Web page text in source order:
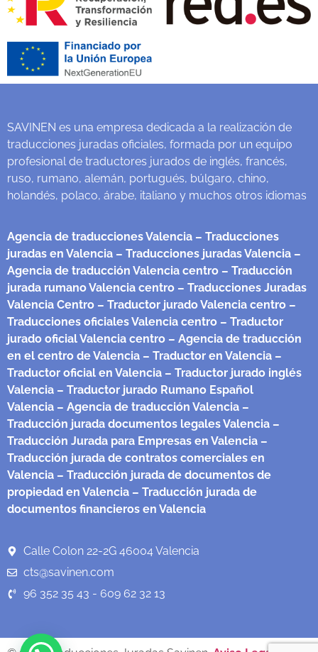
SAVINEN es una empresa dedicada a la realización de
traducciones juradas oficiales, formada por un equipo
profesional de traductores jurados de inglés, francés,
ruso, rumano, alemán, portugués, búlgaro, chino,
holandés, polaco, árabe, italiano y muchos otros idiomas
Agencia de traducciones Valencia – Traducciones
juradas en Valencia – Traducciones juradas Valencia –
Agencia de traducción Valencia centro – Traducción
jurada rumano Valencia centro – Traducciones Juradas
Valencia Centro – Traductor jurado Valencia centro –
Traducciones oficiales Valencia centro – Traductor
jurado oficial Valencia centro – Agencia de traducción
en el centro de Valencia – Traductor en Valencia –
Traductor oficial en Valencia – Traductor jurado inglés
Valencia – Traductor jurado Rumano Español
Valencia – Agencia de traducción Valencia –
Traducción jurada documentos legales Valencia –
Traducción Jurada para Empresas en Valencia –
Traducción jurada de contratos comerciales en
Valencia – Traducción jurada de documentos de
propiedad en Valencia – Traducción jurada de
documentos financieros en Valencia
Calle Colon 22-2G 46004 Valencia
cts@savinen.com
96 352 35 43 - 609 62 32 13